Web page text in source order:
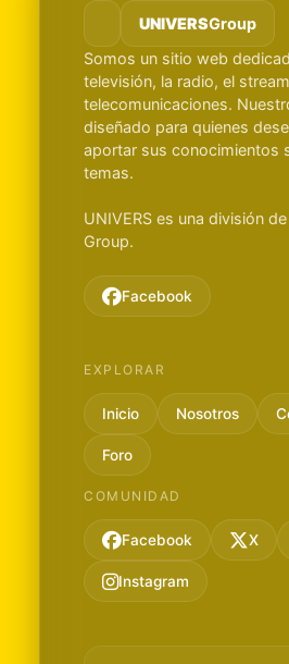
UNIVERSGroup
Somos un sitio web
televisión, la radio, el
telecomunicaciones.
diseñado para quienes
aportar sus conocimientos
temas.
UNIVERS es una división
Group.
Facebook
EXPLORAR
Inicio Nosotros
Foro
COMUNIDAD
Facebook X
Instagram